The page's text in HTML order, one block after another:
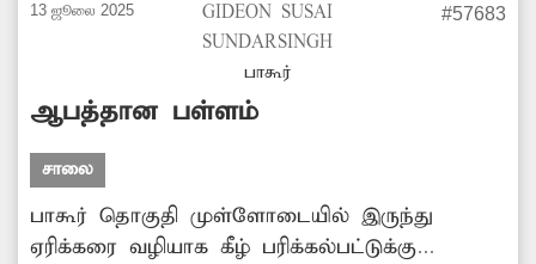
13 ஜூலை 2025
GIDEON SUSAI
SUNDARSINGH
பாகூர்
#57683
ஆபத்தான பள்ளம்
சாலை
பாகூர் தொகுதி முள்ளோடையில் இருந்து
ஏரிக்கரை வழியாக கீழ் பரிக்கல்பட்டுக்கு